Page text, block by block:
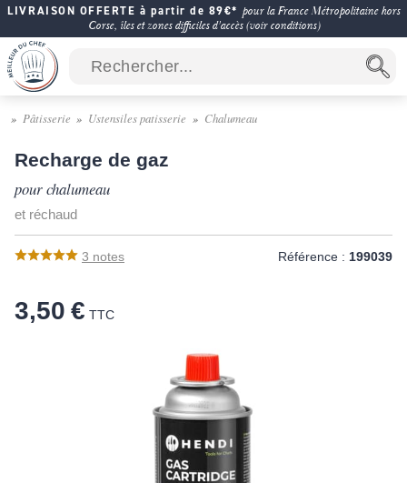
LIVRAISON OFFERTE à partir de 89€* pour la France Métropolitaine hors
Corse, îles et zones difficiles d'accès (voir conditions)
Pâtisserie Ustensiles patisserie Chalumeau
Recharge de gaz
pour chalumeau
et réchaud
3 notes Référence : 199039
3,50 € TTC